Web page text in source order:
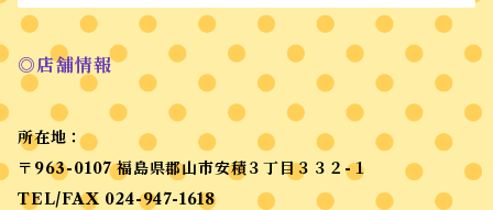
◎店舗情報
所在地：
〒963-0107 福島県郡山市安積３丁目３３２-１
TEL/FAX 024-947-1618